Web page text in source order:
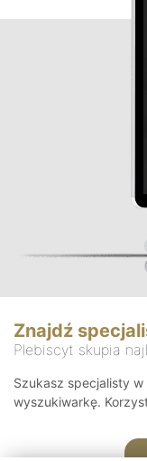
Znajdź
Plebiscyt skupia
Szukasz specjalisty
wyszukiwarkę.